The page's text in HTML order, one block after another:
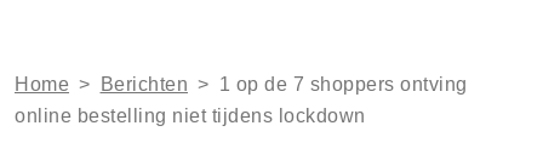
Home > Berichten > 1 op de 7 shoppers ontving
online bestelling niet tijdens lockdown